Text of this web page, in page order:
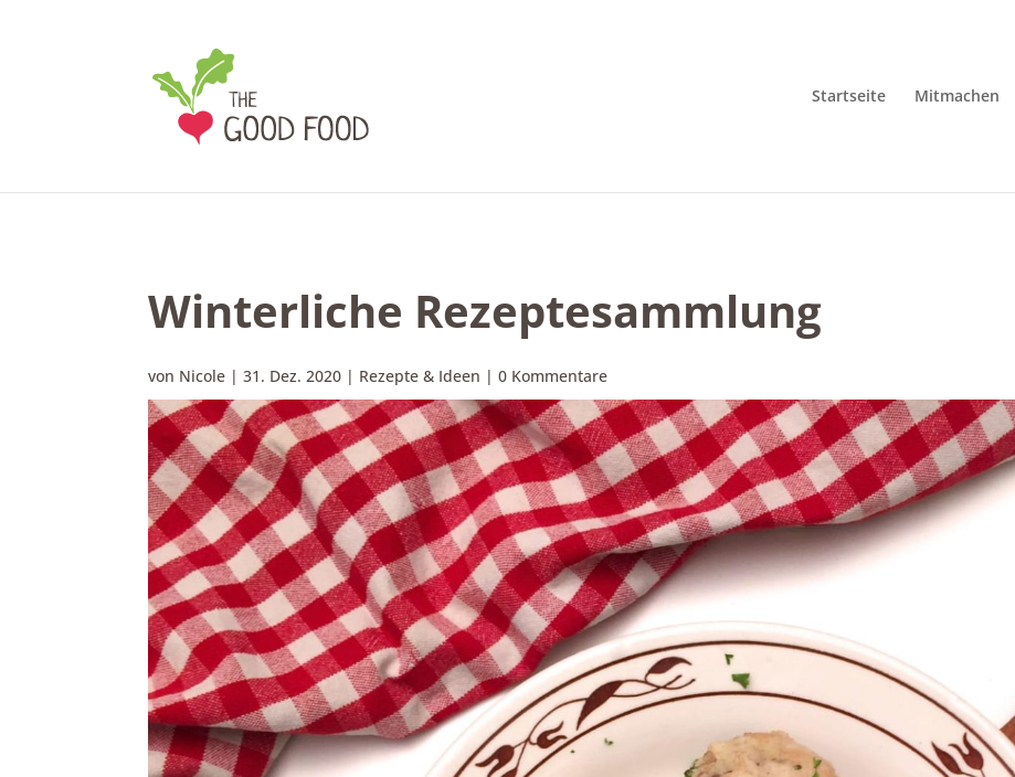
Startseite Mitmachen
Winterliche Rezeptesammlung
von Nicole |31. Dez. 2020 | Rezepte & Ideen |0 Kommentare